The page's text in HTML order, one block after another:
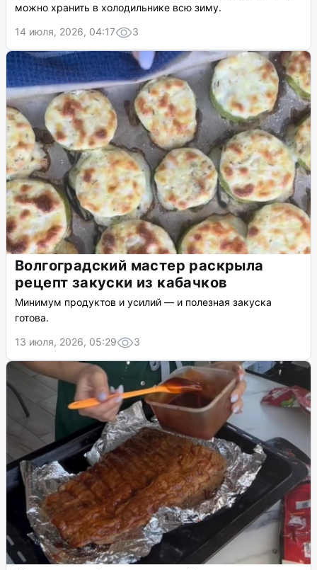
можно хранить в холодильнике всю зиму.
14 июля, 2026, 04:17
3
Волгоградский мастер раскрыла
рецепт закуски из кабачков
Минимум продуктов и усилий — и полезная закуска
готова.
13 июля, 2026, 05:29
3